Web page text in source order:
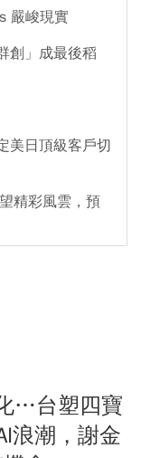
嚴峻現實
創」成最後稻
美日頂級客戶切
精彩風雲，預
…台塑四寶
浪潮，謝金